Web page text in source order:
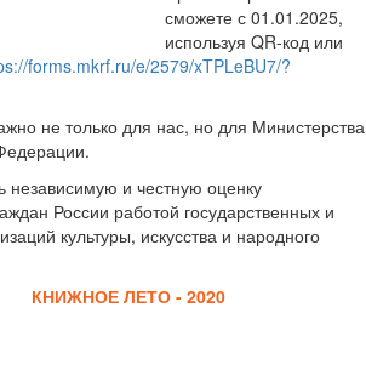
сможете с 01.01.2025,
используя QR-код или
forms.mkrf.ru/e/2579/xTPLeBU7/?
не только для нас, но для Министерства
независимую и честную оценку
России работой государственных и
культуры, искусства и народного
- 2020